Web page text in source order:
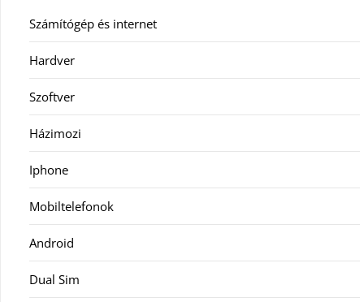
Számítógép és internet
Hardver
Szoftver
Házimozi
Iphone
Mobiltelefonok
Android
Dual Sim